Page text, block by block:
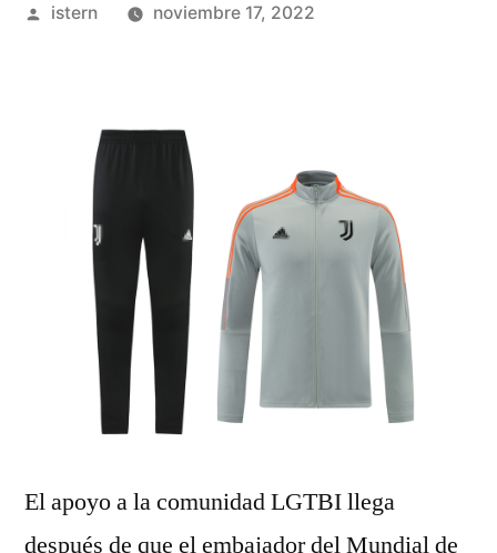
Publicado
istern noviembre 17, 2022
El apoyo a la comunidad LGTBI llega
después de que el embajador del Mundial de